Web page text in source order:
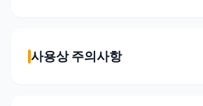
사용상 주의사항